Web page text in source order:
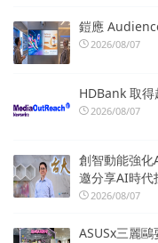
鎧應
2026/08/07
HDBank 取
2026/08/07
創智動能強化
邀分享AI時代
2026/08/07
ASUSx三麗